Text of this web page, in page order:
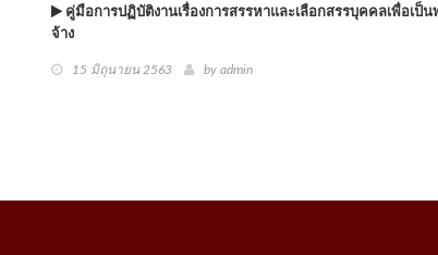
คู่มือการปฏิบัติงานเรื่องการสรรหาและเลือกสรรบุคคลเพื่อเป็น
จ้าง
15 มิถุนายน 2563 by admin